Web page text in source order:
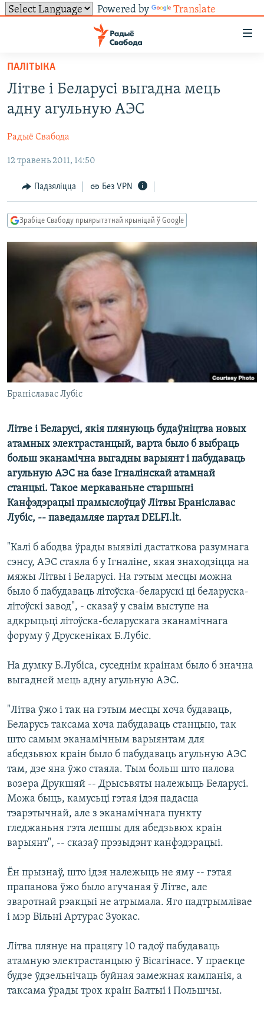
Powered by Translate
ўнівэрсальнага
доступу
Перайсьці
да
галоўнага
Перайсьці
да
навігацыі
Перайсьці
да
пошуку
ЛЮДЗІ
ПАЛІТЫКА
ЭКАНОМІКА
БЕЛАРУСЫ НА ВАЙНЕ
ПАЛІТВЯЗЬНІ
ТОЛЬКІ НА СВАБОДЗЕ
БЛОГІ
ГІСТОРЫЯ НА СВАБОДЗЕ
ПАДКАСТЫ
АЎДЫЁКНІГІ
PREMIUM
НА ХВАЛЯХ СВАБОДЫ
СУВЯЗЬ
АБЫСЬЦІ БЛЯКАВАНЬНЕ
ПАДЗЯЛІЦЦА ІНФАРМАЦЫЯЙ
ПАДПІСАЦЦА
RSS
ПАДКАСТЫ
TWITTER
Усе сайты РС/РСЭ
ПАЛІТЫКА
Літве і Беларусі выгадна мець
адну агульную АЭС
Радыё Свабода
12 травень 2011, 14:50
Падзяліцца Без VPN
Зрабіце Свабоду прыярытэтнай крыніцай ў Google
Браніславас Лубіс
Літве і Беларусі, якія плянуюць будаўніцтва новых
атамных электрастанцый, варта было б выбраць
больш эканамічна выгадны варыянт і пабудаваць
агульную АЭС на базе Ігналінскай атамнай
станцыі. Такое меркаваньне старшыні
Канфэдэрацыі прамыслоўцаў Літвы Браніславас
Лубіс, -- паведамляе партал DELFI.lt.
"Калі б абодва ўрады выявілі дастаткова разумнага
сэнсу, АЭС стаяла б у Ігналіне, якая знаходзіцца на
мяжы Літвы і Беларусі. На гэтым месцы можна
было б пабудаваць літоўска-беларускі ці беларуска-
літоўскі завод", - сказаў у сваім выступе на
адкрыцьці літоўска-беларускага эканамічнага
форуму ў Друскеніках Б.Лубіс.
На думку Б.Лубіса, суседнім краінам было б значна
выгадней мець адну агульную АЭС.
"Літва ўжо і так на гэтым месцы хоча будаваць,
Беларусь таксама хоча пабудаваць станцыю, так
што самым эканамічным варыянтам для
абедзьвюх краін было б пабудаваць агульную АЭС
там, дзе яна ўжо стаяла. Тым больш што палова
возера Друкшяй -- Дрысьвяты належыць Беларусі.
Можа быць, камусьці гэтая ідэя падасца
тэарэтычнай, але з эканамічнага пункту
гледжаньня гэта лепшы для абедзьвюх краін
варыянт", -- сказаў прэзыдэнт канфэдэрацыі.
Ён прызнаў, што ідэя належыць не яму -- гэтая
прапанова ўжо было агучаная ў Літве, але
зваротнай рэакцыі не атрымала. Яго падтрымлівае
і мэр Вільні Артурас Зуокас.
Літва плянуе на працягу 10 гадоў пабудаваць
атамную электрастанцыю ў Вісагінасе. У праекце
будзе ўдзельнічаць буйная замежная кампанія, а
таксама ўрады трох краін Балтыі і Польшчы.